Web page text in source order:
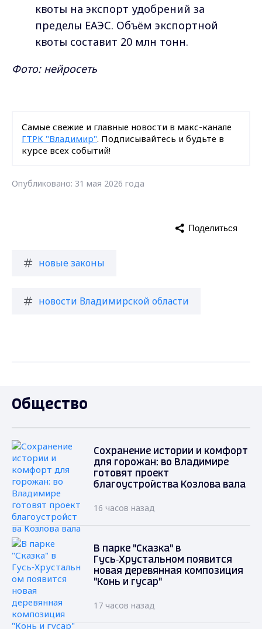
квоты на экспорт удобрений за
пределы ЕАЭС. Объём экспортной
квоты составит 20 млн тонн.
Фото: нейросеть
Самые свежие и главные новости в макс-канале
ГТРК "Владимир". Подписывайтесь и будьте в
курсе всех событий!
Опубликовано: 31 мая 2026 года
новые законы
новости Владимирской области
Поделиться
Общество
Сохранение истории и комфорт
для горожан: во Владимире
готовят проект
благоустройства Козлова вала
16 часов назад
В парке "Сказка" в
Гусь‑Хрустальном появится
новая деревянная композиция
"Конь и гусар"
17 часов назад